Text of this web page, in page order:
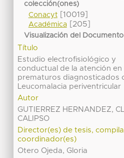
colección(ones)
Conacyt[10019]
Académica[205]
Visualización del Documento
Título
Estudio electrofisiológico y
conductual de la atención en
prematuros diagnosticados
Leucomalacia periventricular
Autor
GUTIERREZ HERNANDEZ,
CALIPSO
Director(es) de tesis,
coordinador(es)
Otero Ojeda, Gloria